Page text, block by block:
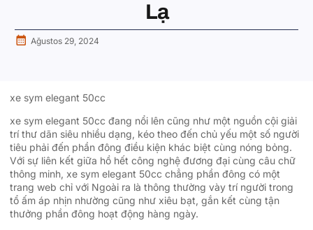
Lạ
Ağustos 29, 2024
xe sym elegant 50cc
xe sym elegant 50cc đang nổi lên cũng như một nguồn cội giải
trí thư dãn siêu nhiều dạng, kéo theo đến chủ yếu một số người
tiêu phải đến phần đông điều kiện khác biệt cùng nóng bỏng.
Với sự liên kết giữa hồ hết công nghệ đương đại cùng câu chữ
thông minh, xe sym elegant 50cc chẳng phần đông có một
trang web chỉ với Ngoài ra là thông thường vày trí người trong
tổ ấm áp nhịn nhường cũng như xiêu bạt, gắn kết cùng tận
thưởng phần đông hoạt động hàng ngày.